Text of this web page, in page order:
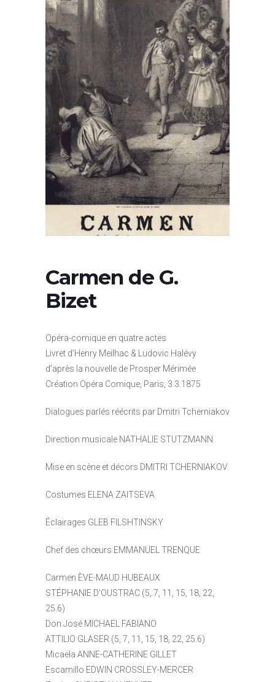
Carmen de G.
Bizet
Opéra-comique en quatre actes
Livret d’Henry Meilhac & Ludovic Halévy
d’après la nouvelle de Prosper Mérimée
Création Opéra Comique, Paris, 3.3.1875
Dialogues parlés réécrits par Dmitri Tcherniakov
Direction musicale NATHALIE STUTZMANN
Mise en scène et décors DMITRI TCHERNIAKOV
Costumes ELENA ZAITSEVA
Éclairages GLEB FILSHTINSKY
Chef des chœurs EMMANUEL TRENQUE
Carmen ÈVE-MAUD HUBEAUX
STÉPHANIE D’OUSTRAC (5, 7, 11, 15, 18, 22,
25.6)
Don José MICHAEL FABIANO
ATTILIO GLASER (5, 7, 11, 15, 18, 22, 25.6)
Micaëla ANNE-CATHERINE GILLET
Escamillo EDWIN CROSSLEY-MERCER